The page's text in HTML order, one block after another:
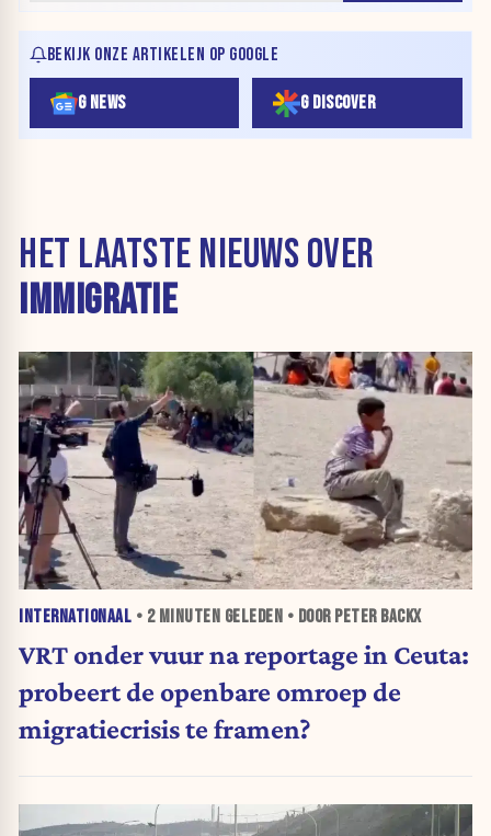
BEKIJK ONZE ARTIKELEN OP GOOGLE
G NEWS G DISCOVER
HET LAATSTE NIEUWS OVER
IMMIGRATIE
INTERNATIONAAL • 2 MINUTEN GELEDEN • DOOR PETER BACKX
VRT onder vuur na reportage in Ceuta:
probeert de openbare omroep de
migratiecrisis te framen?